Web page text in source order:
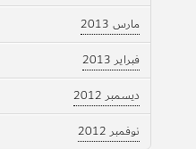
مارس 2013
فبراير 2013
ديسمبر 2012
نوفمبر 2012